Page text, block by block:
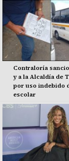
Contraloría
y a la Alcaldía de
por uso indebido
escolar